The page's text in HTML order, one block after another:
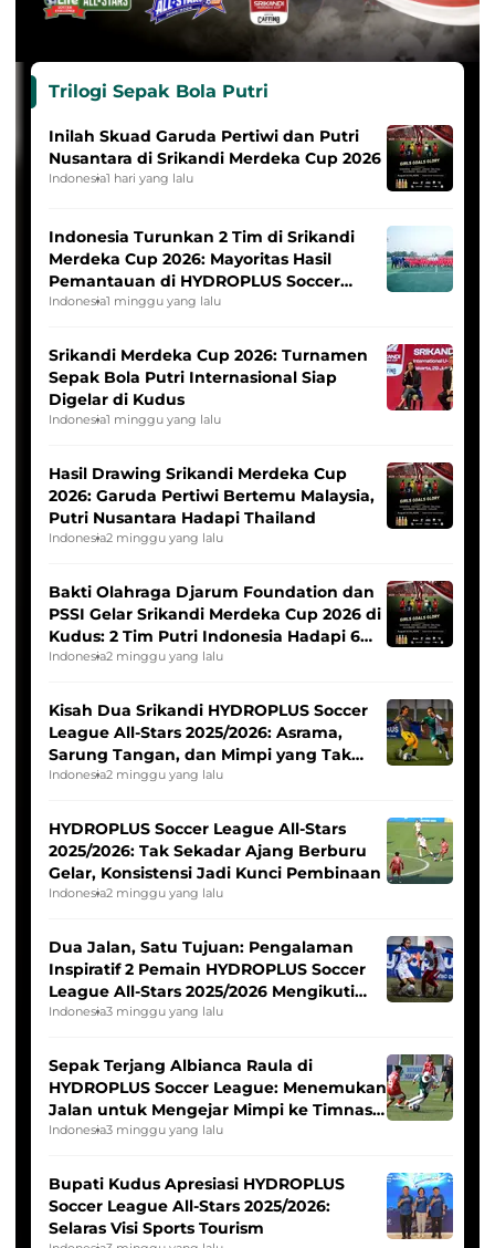
Trilogi Sepak Bola Putri
Inilah Skuad Garuda Pertiwi dan Putri
Nusantara di Srikandi Merdeka Cup 2026
Indonesia1 hari yang lalu
Indonesia Turunkan 2 Tim di Srikandi
Merdeka Cup 2026: Mayoritas Hasil
Pemantauan di HYDROPLUS Soccer
League
Indonesia1 minggu yang lalu
Srikandi Merdeka Cup 2026: Turnamen
Sepak Bola Putri Internasional Siap
Digelar di Kudus
Indonesia1 minggu yang lalu
Hasil Drawing Srikandi Merdeka Cup
2026: Garuda Pertiwi Bertemu Malaysia,
Putri Nusantara Hadapi Thailand
Indonesia2 minggu yang lalu
Bakti Olahraga Djarum Foundation dan
PSSI Gelar Srikandi Merdeka Cup 2026 di
Kudus: 2 Tim Putri Indonesia Hadapi 6
Tim Asia
Indonesia2 minggu yang lalu
Kisah Dua Srikandi HYDROPLUS Soccer
League All-Stars 2025/2026: Asrama,
Sarung Tangan, dan Mimpi yang Tak
Pernah Padam
Indonesia2 minggu yang lalu
HYDROPLUS Soccer League All-Stars
2025/2026: Tak Sekadar Ajang Berburu
Gelar, Konsistensi Jadi Kunci Pembinaan
Indonesia2 minggu yang lalu
Dua Jalan, Satu Tujuan: Pengalaman
Inspiratif 2 Pemain HYDROPLUS Soccer
League All-Stars 2025/2026 Mengikuti
Seleksi Timnas Indonesia Putri
Indonesia3 minggu yang lalu
Sepak Terjang Albianca Raula di
HYDROPLUS Soccer League: Menemukan
Jalan untuk Mengejar Mimpi ke Timnas
Indonesia Putri
Indonesia3 minggu yang lalu
Bupati Kudus Apresiasi HYDROPLUS
Soccer League All-Stars 2025/2026:
Selaras Visi Sports Tourism